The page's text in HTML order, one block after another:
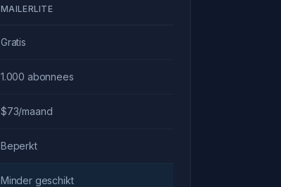
MAILERLITE
Gratis
1.000 abonnees
$73/maand
Beperkt
Minder geschikt